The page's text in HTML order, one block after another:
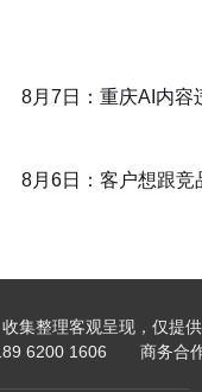
8月7日：重庆AI内容
8月6日：客户想跟竞
集整理客观呈现，仅提
189 6200 1606 商务合